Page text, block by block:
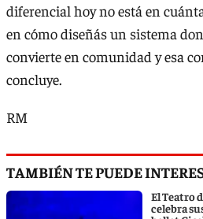
diferencial hoy no está en
en cómo diseñás un sistema
convierte en comunidad y esa
concluye.
RM
TAMBIÉN TE PUEDE
El Teatro
celebra